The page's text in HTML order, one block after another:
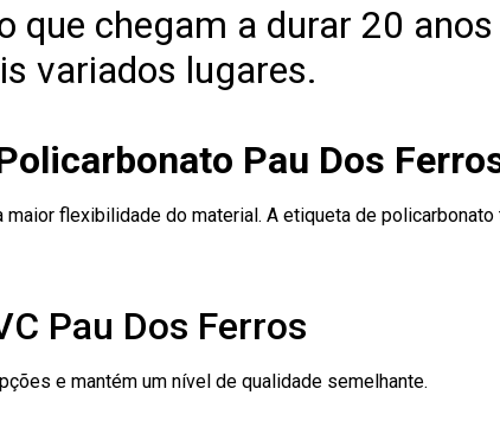
que chegam a durar 20
variados lugares.
Pau Dos
flexibilidade do material. A etiqueta de
Pau Dos Ferros
e mantém um nível de qualidade semelhante.